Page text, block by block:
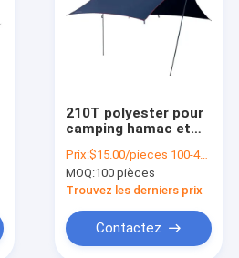
210T polyester pour
camping hamac et
multi-fonction
Prix:$15.00/pieces 100-499 pieces
MOQ:100 pièces
Trouvez les derniers prix
Contactez